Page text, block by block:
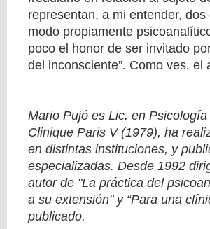
representan, a mi entender,
modo propiamente
poco el honor de ser invitado
del inconsciente”. Como ves,
Mario Pujó es Lic. en
Clinique Paris V (1979), ha
en distintas instituciones, y
especializadas. Desde 1992
autor de "La práctica del
a su extensión" y “Para una
publicado.